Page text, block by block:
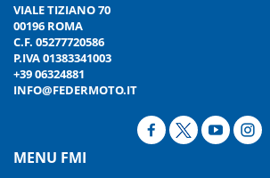
VIALE TIZIANO 70
00196 ROMA
C.F. 05277720586
P.IVA 01383341003
+39 06324881
INFO@FEDERMOTO.IT
MENU FMI